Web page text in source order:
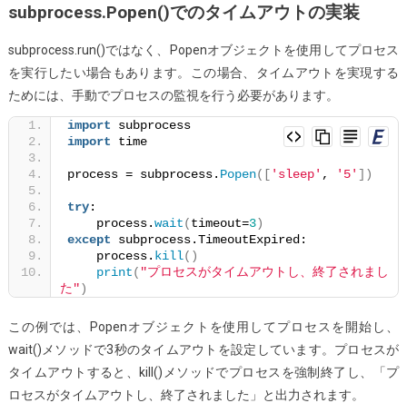
subprocess.Popen()でのタイムアウトの実装
subprocess.run()ではなく、Popenオブジェクトを使用してプロセス
を実行したい場合もあります。この場合、タイムアウトを実現する
ためには、手動でプロセスの監視を行う必要があります。
import subprocess
import time
process = subprocess. Popen([ 'sleep' , '5' ])
try:
    process.
wait(timeout=3)
except subprocess.TimeoutExpired:
    process.
kill()
print( "プロセスがタイムアウトし、終了されまし
た")
この例では、Popenオブジェクトを使用してプロセスを開始し、
wait()メソッドで3秒のタイムアウトを設定しています。プロセスが
タイムアウトすると、kill()メソッドでプロセスを強制終了し、「プ
ロセスがタイムアウトし、終了されました」と出力されます。